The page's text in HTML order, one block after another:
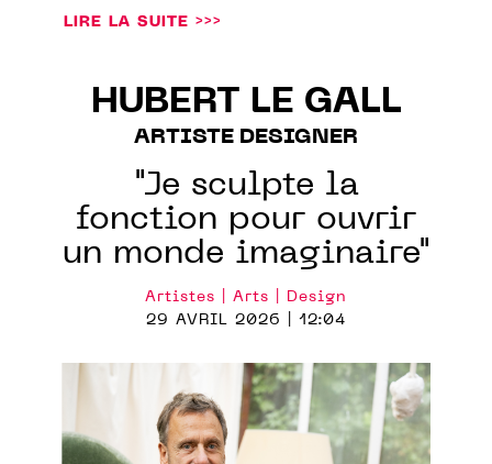
LIRE LA SUITE >>>
HUBERT LE GALL
ARTISTE DESIGNER
"Je sculpte la
fonction pour ouvrir
un monde imaginaire"
Artistes | Arts | Design
29 AVRIL 2026 | 12:04